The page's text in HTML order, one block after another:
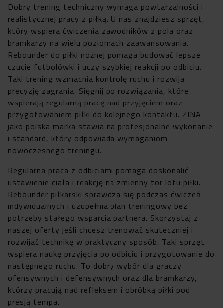
Dobry trening techniczny wymaga powtarzalności i
realistycznej pracy z piłką. U nas znajdziesz sprzęt,
który wspiera ćwiczenia zawodników z pola oraz
bramkarzy na wielu poziomach zaawansowania.
Rebounder do piłki nożnej pomaga budować lepsze
czucie futbolówki i uczy szybkiej reakcji po odbiciu.
Taki trening wzmacnia kontrolę ruchu i rozwija
precyzję zagrania. Sięgnij po rozwiązania, które
wspierają regularną pracę nad przyjęciem oraz
przygotowaniem piłki do kolejnego kontaktu. ZINA
jako polska marka stawia na profesjonalne wykonanie
i standard, który odpowiada wymaganiom
nowoczesnego treningu.
Regularna praca z odbiciami pomaga doskonalić
ustawienie ciała i reakcję na zmienny tor lotu piłki.
Rebounder piłkarski sprawdza się podczas ćwiczeń
indywidualnych i uzupełnia plan treningowy bez
potrzeby stałego wsparcia partnera. Skorzystaj z
naszej oferty jeśli chcesz trenować skuteczniej i
rozwijać technikę w praktyczny sposób. Taki sprzęt
wspiera naukę przyjęcia po odbiciu i przygotowanie do
następnego ruchu. To dobry wybór dla graczy
ofensywnych i defensywnych oraz dla bramkarzy,
którzy pracują nad refleksem i obróbką piłki pod
presją tempa.